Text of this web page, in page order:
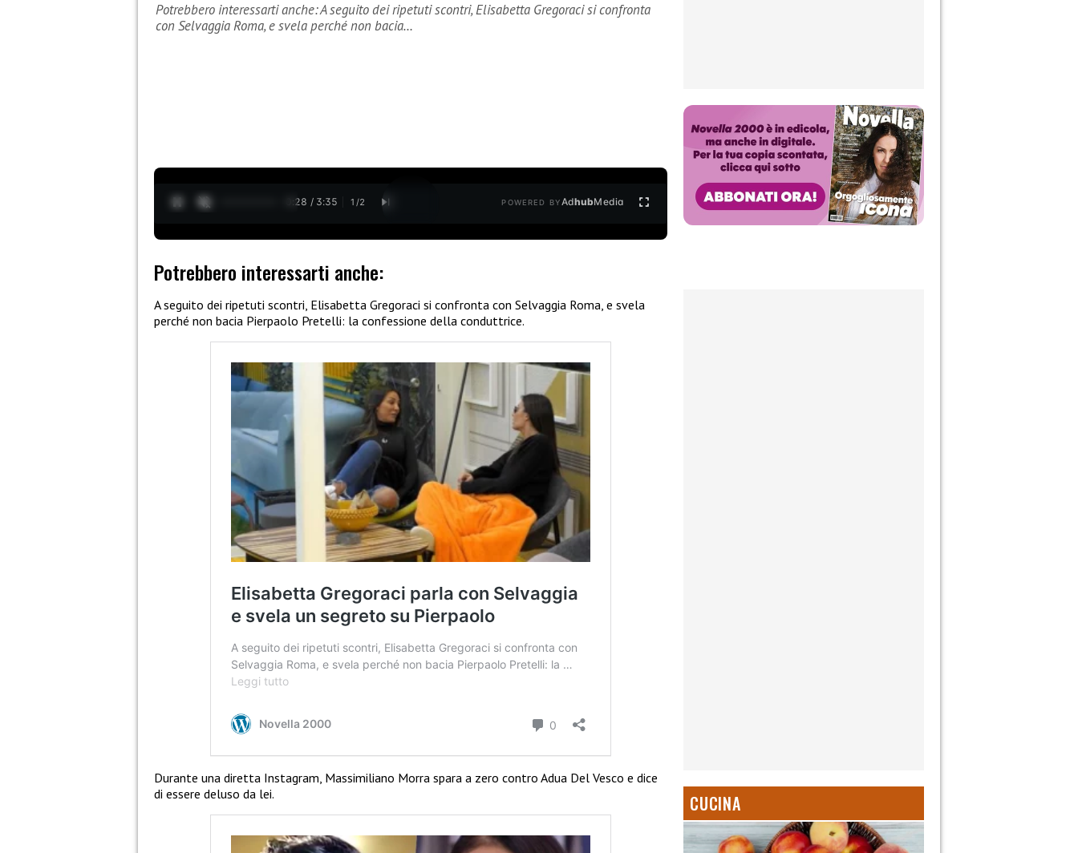
Potrebbero interessarti anche: A seguito dei ripetuti scontri, Elisabetta Gregoraci si confronta
con Selvaggia Roma, e svela perché non bacia…
0:29 / 3:35 1 /2 POWERED BYAdhubMedia
Potrebbero interessarti anche:
A seguito dei ripetuti scontri, Elisabetta Gregoraci si confronta con Selvaggia Roma, e svela
perché non bacia Pierpaolo Pretelli: la confessione della conduttrice.
Durante una diretta Instagram, Massimiliano Morra spara a zero contro Adua Del Vesco e dice
di essere deluso da lei.
CUCINA